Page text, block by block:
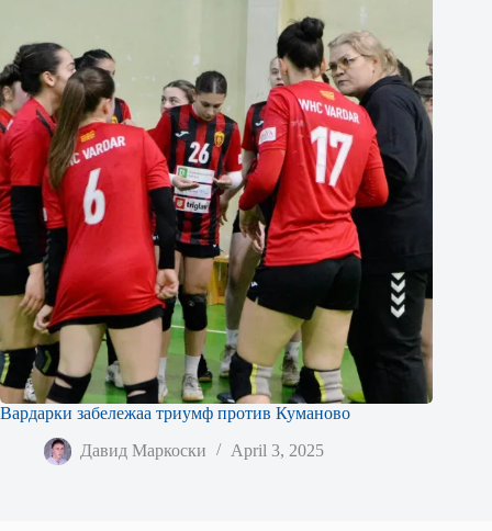
Вардарки забележаа триумф против Куманово
Давид Маркоски April 3, 2025